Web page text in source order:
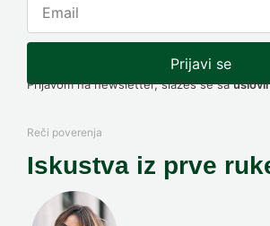
Prijavi se
Prijavom na newsletter, slažeš se sa
Reči poverenja
Iskustva iz prve